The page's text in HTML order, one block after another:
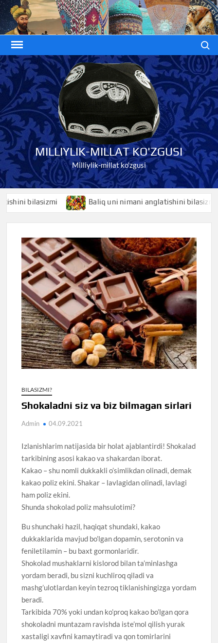
Skip
to
content
MILLIYLIK-MILLAT KO'ZGUSI
Milliylik-millat ko'zgusi
bilasizmi Baliq uni nimani anglatishini bilasizmi
BILASIZMI?
Shokaladni siz va biz bilmagan sirlari
Admin 04.09.2021
Izlanishlarim natijasida bir holat ajablantirdi! Shokalad
tarkibining asosi kakao va shakardan iborat.
Kakao – shu nomli dukkakli o’simlikdan olinadi, demak
kakao poliz ekini. Shakar – lavlagidan olinadi, lavlagi
ham poliz ekini.
Shunda shokolad poliz mahsulotimi?
Bu shunchaki hazil, haqiqat shundaki, kakao
dukkaklarida mavjud bo’lgan dopamin, serotonin va
feniletilamin – bu baxt gormonlaridir.
Shokolad mushaklarni kislorod bilan ta’minlashga
yordam beradi, bu sizni kuchliroq qiladi va
mashg’ulotlardan keyin tezroq tiklanishingizga yordam
beradi.
Tarkibida 70% yoki undan ko’proq kakao bo’lgan qora
shokoladni muntazam ravishda iste’mol qilish yurak
xastaligi xavfini kamaytiradi va qon tomirlarini